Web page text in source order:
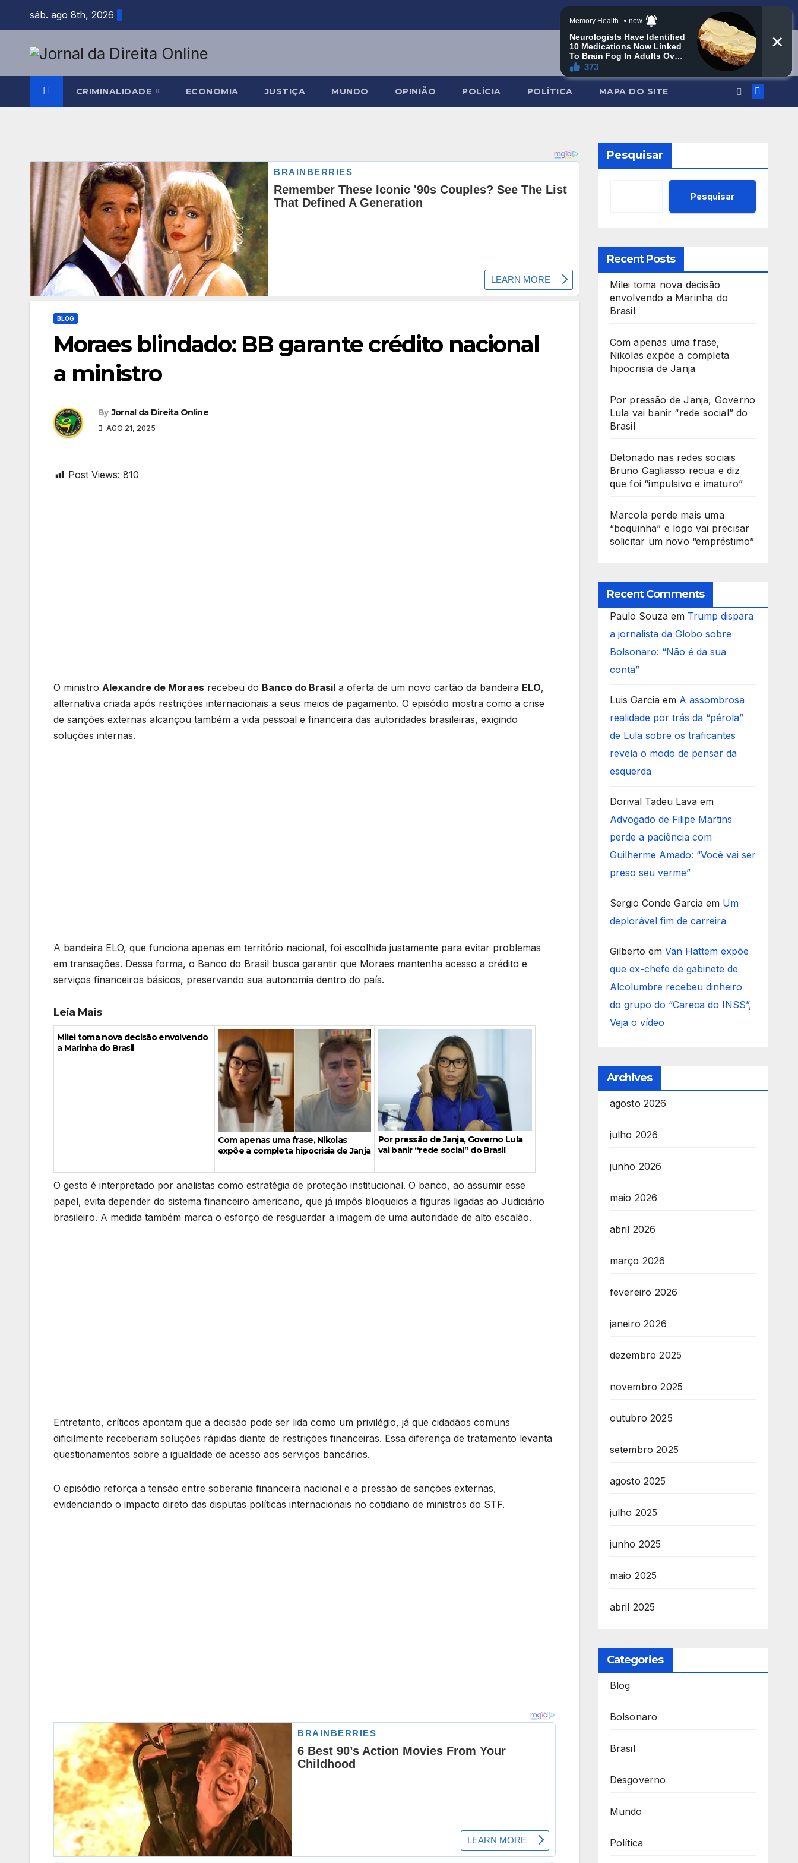
content
sáb. ago 8th, 2026
CRIMINALIDADE ECONOMIA JUSTIÇA MUNDO OPINIÃO POLÍCIA POLÍTICA MAPA DO SITE
BLOG
Moraes blindado: BB garante crédito nacional
a ministro
By Jornal da Direita Online
AGO 21, 2025
Post Views: 810
O ministro Alexandre de Moraes recebeu do Banco do Brasil a oferta de um novo cartão da bandeira ELO,
alternativa criada após restrições internacionais a seus meios de pagamento. O episódio mostra como a crise
de sanções externas alcançou também a vida pessoal e financeira das autoridades brasileiras, exigindo
soluções internas.
A bandeira ELO, que funciona apenas em território nacional, foi escolhida justamente para evitar problemas
em transações. Dessa forma, o Banco do Brasil busca garantir que Moraes mantenha acesso a crédito e
serviços financeiros básicos, preservando sua autonomia dentro do país.
Leia Mais
Milei toma nova decisão envolvendo
a Marinha do Brasil
Com apenas uma frase, Nikolas
expõe a completa hipocrisia de Janja
Por pressão de Janja, Governo Lula
vai banir “rede social” do Brasil
O gesto é interpretado por analistas como estratégia de proteção institucional. O banco, ao assumir esse
papel, evita depender do sistema financeiro americano, que já impôs bloqueios a figuras ligadas ao Judiciário
brasileiro. A medida também marca o esforço de resguardar a imagem de uma autoridade de alto escalão.
Entretanto, críticos apontam que a decisão pode ser lida como um privilégio, já que cidadãos comuns
dificilmente receberiam soluções rápidas diante de restrições financeiras. Essa diferença de tratamento levanta
questionamentos sobre a igualdade de acesso aos serviços bancários.
O episódio reforça a tensão entre soberania financeira nacional e a pressão de sanções externas,
evidenciando o impacto direto das disputas políticas internacionais no cotidiano de ministros do STF.
Pesquisar
Pesquisar
Recent Posts
Milei toma nova decisão
envolvendo a Marinha do
Brasil
Com apenas uma frase,
Nikolas expõe a completa
hipocrisia de Janja
Por pressão de Janja, Governo
Lula vai banir “rede social” do
Brasil
Detonado nas redes sociais
Bruno Gagliasso recua e diz
que foi “impulsivo e imaturo”
Marcola perde mais uma
“boquinha” e logo vai precisar
solicitar um novo “empréstimo”
Recent Comments
Paulo Souzaem Trump dispara
a jornalista da Globo sobre
Bolsonaro: “Não é da sua
conta”
Luis Garciaem A assombrosa
realidade por trás da “pérola”
de Lula sobre os traficantes
revela o modo de pensar da
esquerda
Dorival Tadeu Lavaem
Advogado de Filipe Martins
perde a paciência com
Guilherme Amado: “Você vai ser
preso seu verme”
Sergio Conde Garciaem Um
deplorável fim de carreira
Gilberto em Van Hattem expõe
que ex-chefe de gabinete de
Alcolumbre recebeu dinheiro
do grupo do “Careca do INSS”,
Veja o vídeo
Archives
agosto 2026
julho 2026
junho 2026
maio 2026
abril 2026
março 2026
fevereiro 2026
janeiro 2026
dezembro 2025
novembro 2025
outubro 2025
setembro 2025
agosto 2025
julho 2025
junho 2025
maio 2025
abril 2025
Categories
Blog
Bolsonaro
Brasil
Desgoverno
Mundo
Política